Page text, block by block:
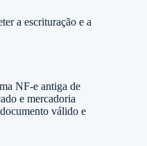
a escrituração e a
NF-e antiga de
e mercadoria
válido e